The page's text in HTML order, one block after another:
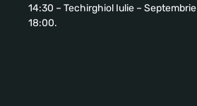
14:30 – Techirghiol Iulie – Septembrie
18:00.